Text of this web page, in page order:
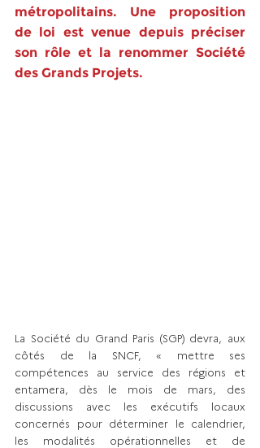
métropolitains. Une proposition
de loi est venue depuis préciser
son rôle et la renommer Société
des Grands Projets.
La Société du Grand Paris (SGP) devra, aux
côtés de la SNCF, « mettre ses
compétences au service des régions et
entamera, dès le mois de mars, des
discussions avec les exécutifs locaux
concernés pour déterminer le calendrier,
les modalités opérationnelles et de